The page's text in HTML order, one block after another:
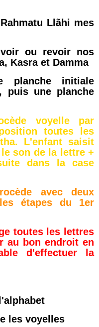
Llãhi mes
ou revoir nos
Kasra et Damma
planche initiale
puis une planche
voyelle par
toutes les
L'enfant saisit
son de la lettre +
dans la case
avec deux
étapes du 1er
toutes les lettres
au bon endroit en
d'effectuer la
les voyelles